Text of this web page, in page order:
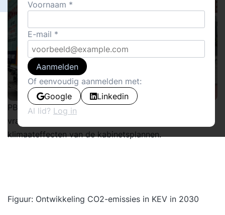
PBL maakte meerderemodelanalyses voor bestel- en
vrachtautowagenparken
klimaateffecten van de kabinetsplannen.
Figuur: Ontwikkeling CO2-emissies in KEV in 2030
Voornaam
E-mail
Aanmelden
Of eenvoudig aanmelden met:
Google
Linkedin
Al lid? Log in